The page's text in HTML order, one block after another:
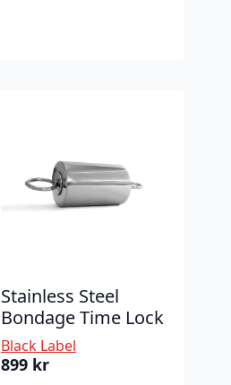
Stainless Steel
Bondage Time Lock
Black Label
899 kr